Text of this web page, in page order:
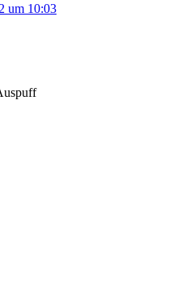
um 10:03